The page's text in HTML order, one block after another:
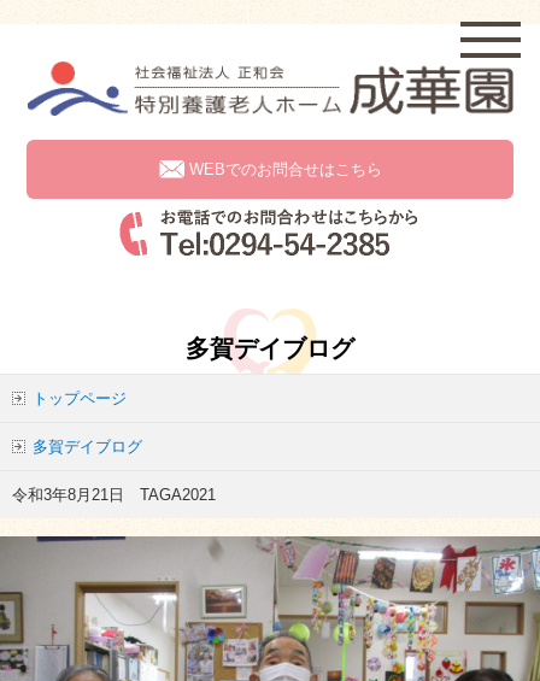
WEBでのお問合せはこちら
多賀デイブログ
トップページ
多賀デイブログ
令和3年8月21日 TAGA2021